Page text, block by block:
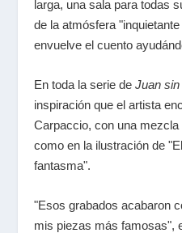
larga, una sala para todas
de la atmósfera
envuelve el cuento
En toda la serie deJuan
inspiración que el artista
Carpaccio, con una
como en la ilustración de
fantasma".
"Esos grabados acabaron
mis piezas más famosas",